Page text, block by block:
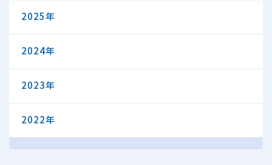
2025年
2024年
2023年
2022年